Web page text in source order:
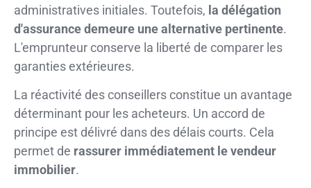
administratives initiales. Toutefois, la délégation
d'assurance demeure une alternative pertinente.
L'emprunteur conserve la liberté de comparer les
garanties extérieures.
La réactivité des conseillers constitue un avantage
déterminant pour les acheteurs. Un accord de
principe est délivré dans des délais courts. Cela
permet de rassurer immédiatement le vendeur
immobilier.